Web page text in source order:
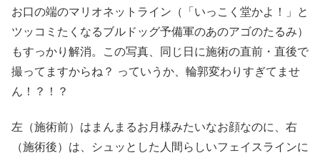
お口の端のマリオネットライン（「いっこく堂かよ！」と
ツッコミたくなるブルドッグ予備軍のあのアゴのたるみ）
もすっかり解消。この写真、同じ日に施術の直前・直後で
撮ってますからね？ っていうか、輪郭変わりすぎてませ
ん！？！？
左（施術前）はまんまるお月様みたいなお顔なのに、右
（施術後）は、シュッとした人間らしいフェイスラインに